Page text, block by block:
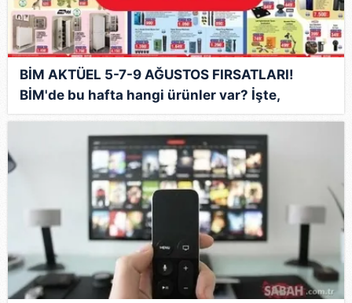
BİM AKTÜEL 5-7-9 AĞUSTOS FIRSATLARI!
BİM'de bu hafta hangi ürünler var? İşte,
haftanın indirimleri